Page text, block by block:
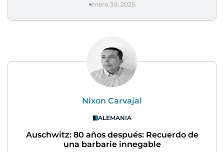
enero 30, 2025
Nixon Carvajal
ALEMANIA
Auschwitz: 80 años después: Recuerdo de
una barbarie innegable